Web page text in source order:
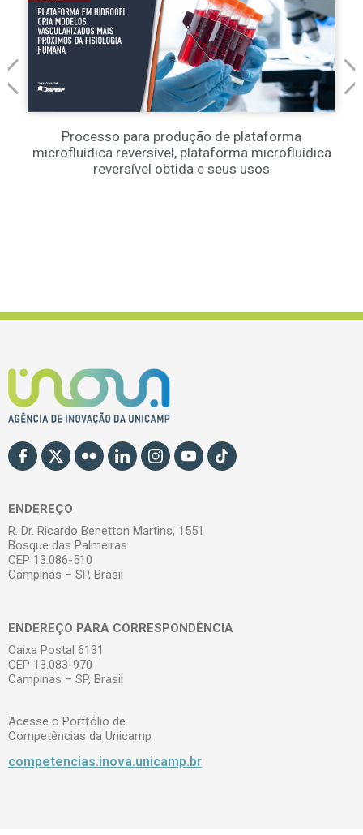
Processo para produção de plataforma
microfluídica reversível, plataforma microfluídica
reversível obtida e seus usos
ENDEREÇO
R. Dr. Ricardo Benetton Martins, 1551
Bosque das Palmeiras
CEP 13.086-510
Campinas – SP, Brasil
ENDEREÇO PARA CORRESPONDÊNCIA
Caixa Postal 6131
CEP 13.083-970
Campinas – SP, Brasil
Acesse o Portfólio de
Competências da Unicamp
competencias.inova.unicamp.br